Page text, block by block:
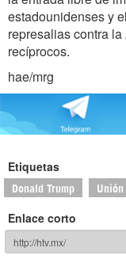
estadounidenses y
represalias contra
recíprocos.
hae/mrg
Etiquetas
Donald Trump Unión
Enlace corto